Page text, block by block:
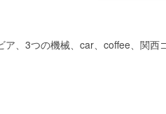
、3つの機械、car、coffee、関西